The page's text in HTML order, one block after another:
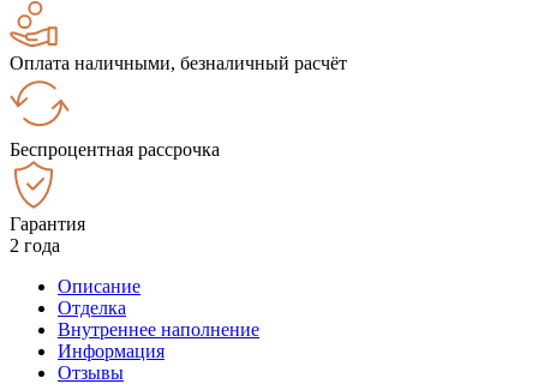
Оплата наличными, безналичный расчёт
Беспроцентная рассрочка
Гарантия
2 года
Описание
Отделка
Внутреннее наполнение
Информация
Отзывы